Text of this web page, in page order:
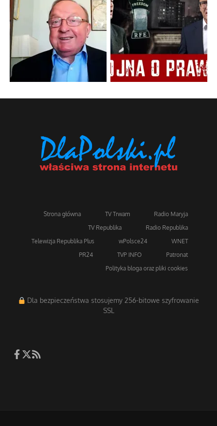
Strona główna TV Trwam
Radio Maryja
TV Republika
Radio Republika
Telewizja Republika Plus
wPolsce24
WNET
PR24
TVP INFO
Patronat
Polityka bloga oraz pliki cookies
Dla bezpieczeństwa stosujemy 256-bitowe szyfrowanie
SSL